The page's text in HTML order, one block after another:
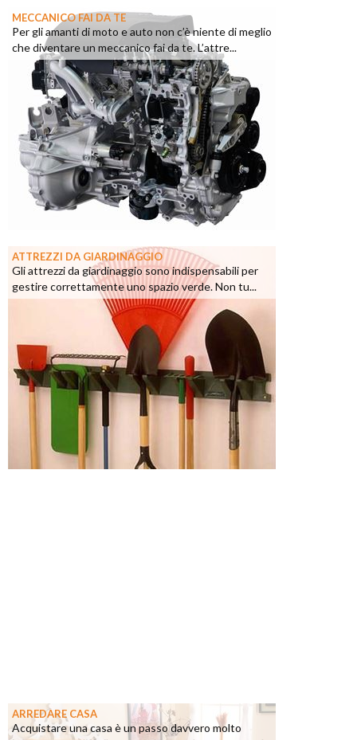
MECCANICO FAI DA TE
Per gli amanti di moto e auto non c’è niente di meglio
che diventare un meccanico fai da te. L’attre...
ATTREZZI DA GIARDINAGGIO
Gli attrezzi da giardinaggio sono indispensabili per
gestire correttamente uno spazio verde. Non tu...
ARREDARE CASA
Acquistare una casa è un passo davvero molto